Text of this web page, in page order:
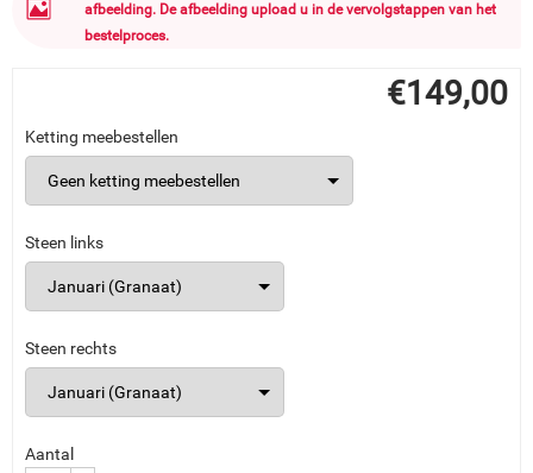
afbeelding. De afbeelding upload u in de vervolgstappen van het
bestelproces.
€149,00
Ketting meebestellen
Steen links
Steen rechts
Aantal